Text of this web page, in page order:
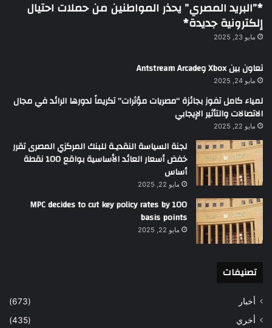
*”البريد المصري” يحذر المواطنين من حملات احتيال
إلكترونية جديدة*
مايو 23, 2025
تعاون بين Xbox وAntstream Arcade
مايو 24, 2025
لمياء كامل تفوز بجائزة “مصريات مؤثرات” تكريماً لدورها الرائد في مجال
الاتصالات والتأثير الإيجابي
مايو 22, 2025
لجنة السياسة النقديـة للبنك المركزي المصرى تقرر
خفض أسعار العائد الأساسية بواقع 100 نقطة
أساس
مايو 22, 2025
MPC decides to cut key policy rates by 100
basis points
مايو 22, 2025
تصنيفات
أخبار
(673)
أخري
(435)